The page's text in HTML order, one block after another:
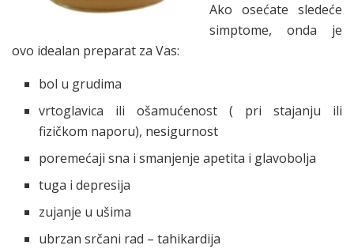
Ako osećate sledeće
simptome, onda je
ovo idealan preparat za Vas:
bol u grudima
vrtoglavica ili ošamućenost ( pri stajanju ili
fizičkom naporu), nesigurnost
poremećaji sna i smanjenje apetita i glavobolja
tuga i depresija
zujanje u ušima
ubrzan srčani rad – tahikardija